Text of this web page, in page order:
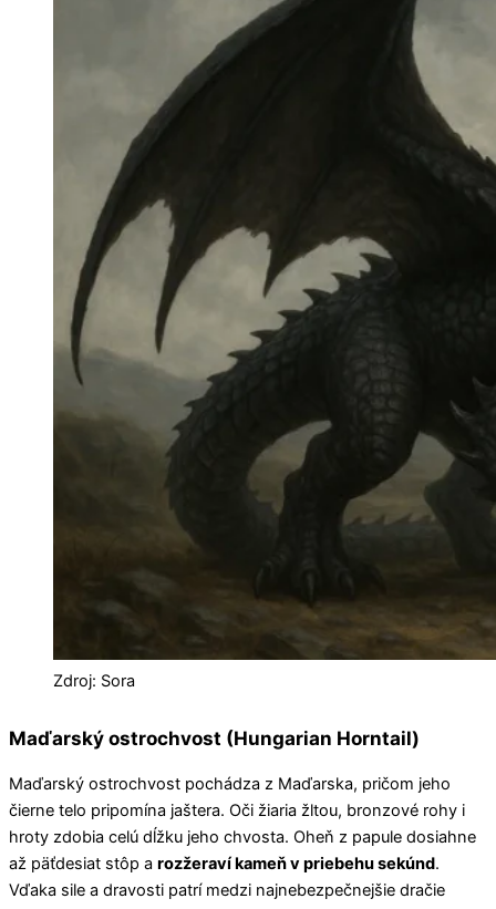
Zdroj: Sora
Maďarský ostrochvost (Hungarian Horntail)
Maďarský ostrochvost pochádza z Maďarska, pričom jeho
čierne telo pripomína jaštera. Oči žiaria žltou, bronzové rohy i
hroty zdobia celú dĺžku jeho chvosta. Oheň z papule dosiahne
až päťdesiat stôp a rozžeraví kameň v priebehu sekúnd.
Vďaka sile a dravosti patrí medzi najnebezpečnejšie dračie